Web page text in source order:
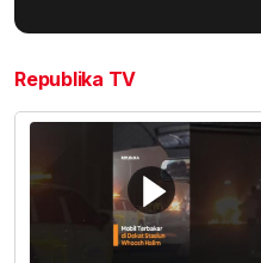
Republika TV